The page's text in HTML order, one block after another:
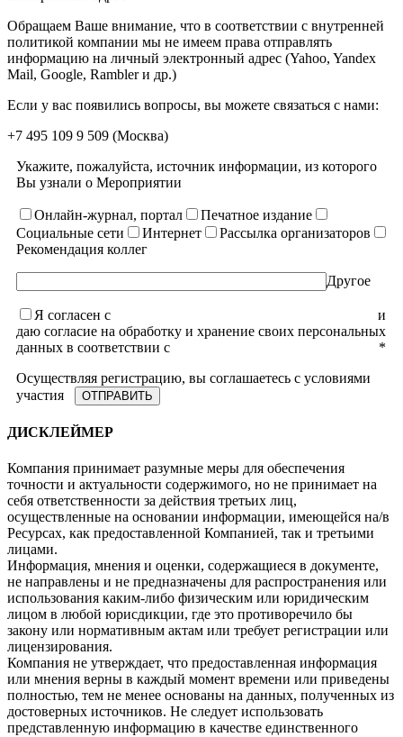
Обращаем Ваше внимание, что в соответствии с внутренней
политикой компании мы не имеем права отправлять
информацию на личный электронный адрес (Yahoo, Yandex
Mail, Google, Rambler и др.)
Если у вас появились вопросы, вы можете связаться с нами:
+7 495 109 9 509 (Москва)
Укажите, пожалуйста, источник информации, из которого
Вы узнали о Мероприятии
Онлайн-журнал, портал
Печатное издание
Социальные сети
Интернет
Рассылка организаторов
Рекомендация коллег
Другое
Я согласен с
и
даю согласие на обработку и хранение своих персональных
данных в соответствии с
*
Осуществляя регистрацию, вы соглашаетесь с условиями
участия
ДИСКЛЕЙМЕР
Компания принимает разумные меры для обеспечения
точности и актуальности содержимого, но не принимает на
себя ответственности за действия третьих лиц,
осуществленные на основании информации, имеющейся на/в
Ресурсах, как предоставленной Компанией, так и третьими
лицами.
Информация, мнения и оценки, содержащиеся в документе,
не направлены и не предназначены для распространения или
использования каким-либо физическим или юридическим
лицом в любой юрисдикции, где это противоречило бы
закону или нормативным актам или требует регистрации или
лицензирования.
Компания не утверждает, что предоставленная информация
или мнения верны в каждый момент времени или приведены
полностью, тем не менее основаны на данных, полученных из
достоверных источников. Не следует использовать
представленную информацию в качестве единственного